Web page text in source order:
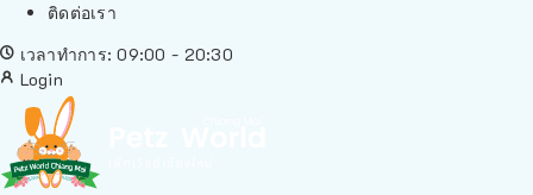
ติดต่อเรา
เวลาทำการ: 09:00 - 20:30
Login